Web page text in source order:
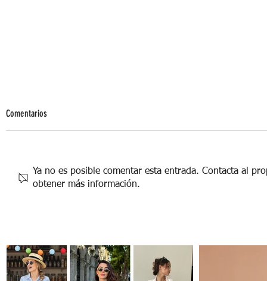
Comentarios
Ya no es posible comentar esta entrada. Contacta al
obtener más información.